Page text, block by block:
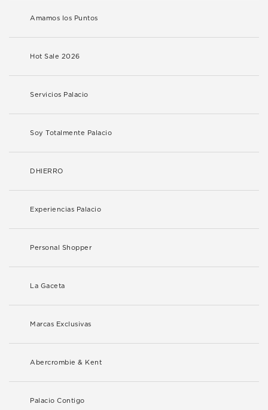
Amamos los Puntos
Hot Sale 2026
Servicios Palacio
Soy Totalmente Palacio
DHIERRO
Experiencias Palacio
Personal Shopper
La Gaceta
Marcas Exclusivas
Abercrombie & Kent
Palacio Contigo